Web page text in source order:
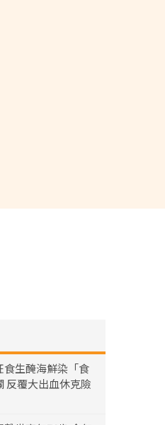
食生醃海鮮染「食
反覆大出血休克險